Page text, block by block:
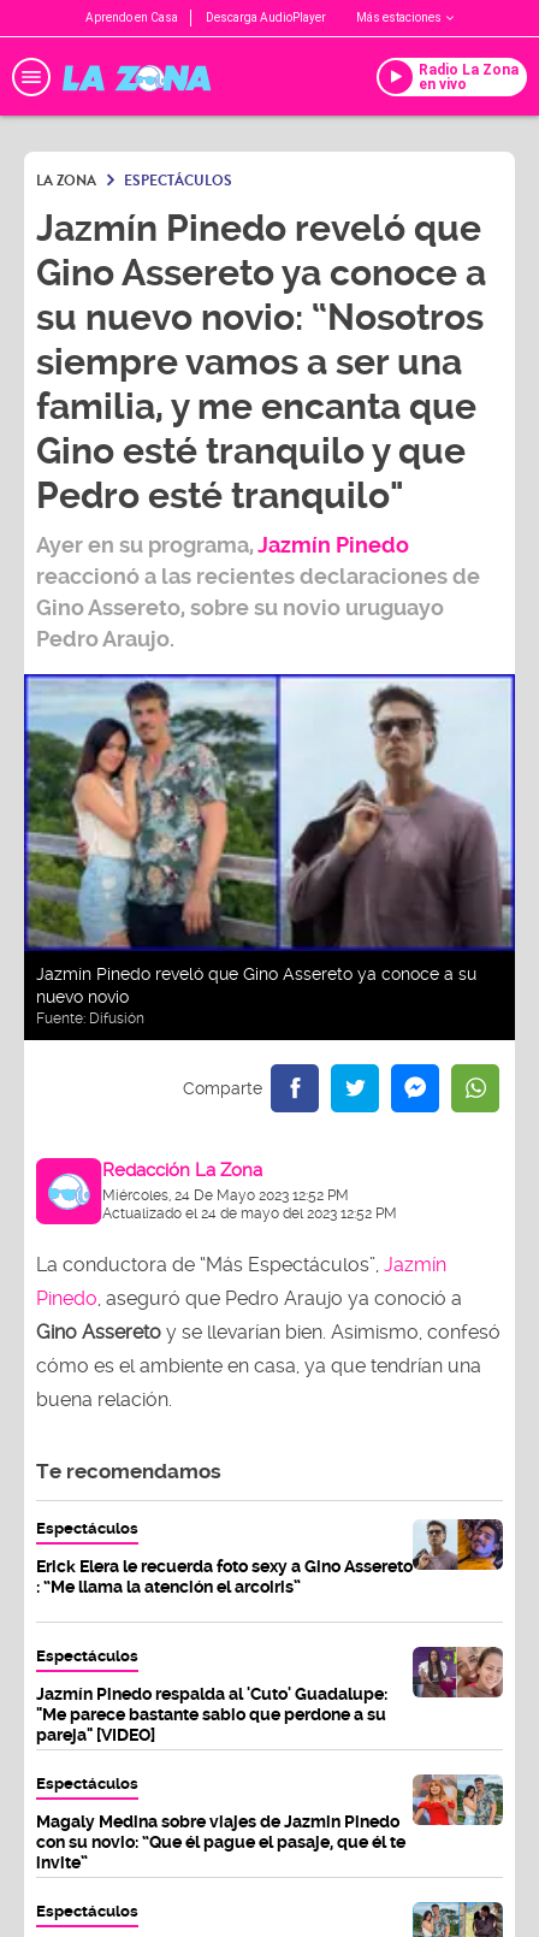
Aprendo en Casa Descarga AudioPlayer Más estaciones
Radio La Zona
en vivo
LA ZONA ESPECTÁCULOS
Jazmín Pinedo reveló que
Gino Assereto ya conoce a
su nuevo novio: “Nosotros
siempre vamos a ser una
familia, y me encanta que
Gino esté tranquilo y que
Pedro esté tranquilo"
Ayer en su programa,Jazmín Pinedo
reaccionó a las recientes declaraciones de
Gino Assereto, sobre su novio uruguayo
Pedro Araujo.
Jazmín Pinedo reveló que Gino Assereto ya conoce a su
nuevo novio
Fuente: Difusión
Redacción La Zona
Miércoles, 24 De Mayo 2023 12:52 PM
Actualizado el 24 de mayo del 2023 12:52 PM
La conductora de “Más Espectáculos”, Jazmín
Pinedo , aseguró que Pedro Araujo ya conoció a
Gino Assereto y se llevarían bien. Asimismo, confesó
cómo es el ambiente en casa, ya que tendrían una
buena relación.
Te recomendamos
Espectáculos
Erick Elera le recuerda foto sexy a Gino Assereto
: “Me llama la atención el arcoiris”
Espectáculos
Jazmín Pinedo respalda al 'Cuto' Guadalupe:
"Me parece bastante sabio que perdone a su
pareja" [VIDEO]
Espectáculos
Magaly Medina sobre viajes de Jazmin Pinedo
con su novio: “Que él pague el pasaje, que él te
invite”
Espectáculos